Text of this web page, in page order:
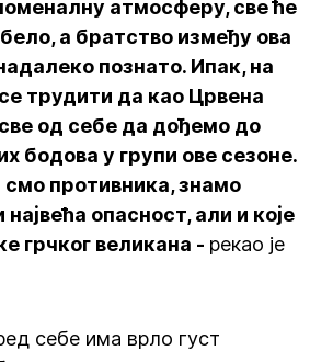
атмосферу, све ће
а братство између ова
познато. Ипак, на
трудити да као Црвена
од себе да дођемо до
бодова у групи ове сезоне.
противника, знамо
опасност, али и које
грчког великана - рекао је
себе има врло густ